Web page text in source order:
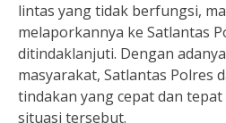
lintas yang tidak berfungsi,
melaporkannya ke Satlantas
ditindaklanjuti. Dengan
masyarakat, Satlantas Polres
tindakan yang cepat dan
situasi tersebut.